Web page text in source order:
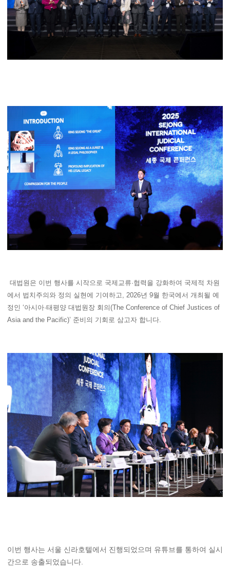
대법원은 이번 행사를 시작으로 국제교류·협력을 강화하여 국제적 차원
에서 법치주의와 정의 실현에 기여하고, 2026년 9월 한국에서 개최될 예
정인 ‘아시아·태평양 대법원장 회의(The Conference of Chief Justices of
Asia and the Pacific)’ 준비의 기회로 삼고자 합니다.
이번 행사는 서울 신라호텔에서 진행되었으며 유튜브를 통하여 실시
간으로 송출되었습니다.